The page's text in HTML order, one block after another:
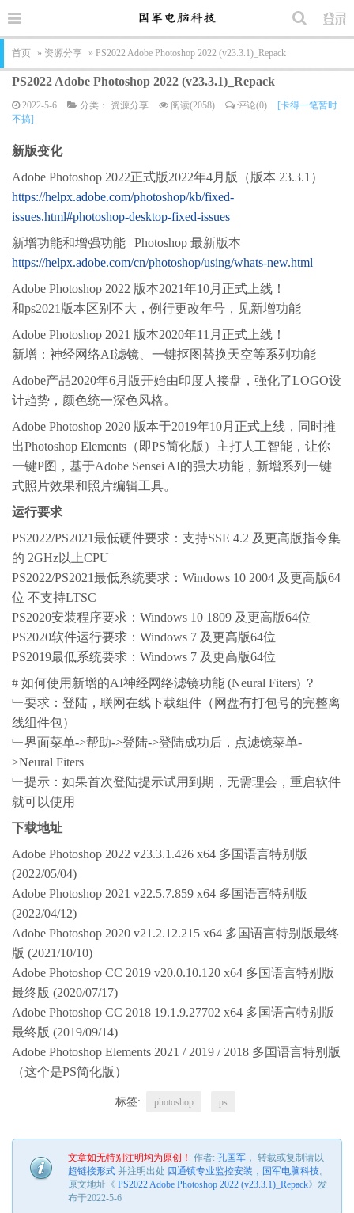
首页 » 资源分享 » PS2022 Adobe Photoshop 2022 (v23.3.1)_Repack
PS2022 Adobe Photoshop 2022 (v23.3.1)_Repack
2022-5-6 分类： 资源分享 阅读(2058) 评论(0)
[卡得一笔暂时
不搞]
新版变化
Adobe Photoshop 2022正式版2022年4月版（版本 23.3.1）
https://helpx.adobe.com/photoshop/kb/fixed-
issues.html#photoshop-desktop-fixed-issues
新增功能和增强功能 | Photoshop 最新版本
https://helpx.adobe.com/cn/photoshop/using/whats-new.html
Adobe Photoshop 2022 版本2021年10月正式上线！
和ps2021版本区别不大，例行更改年号，见新增功能
Adobe Photoshop 2021 版本2020年11月正式上线！
新增：神经网络AI滤镜、一键抠图替换天空等系列功能
Adobe产品2020年6月版开始由印度人接盘，强化了LOGO设
计趋势，颜色统一深色风格。
Adobe Photoshop 2020 版本于2019年10月正式上线，同时推
出Photoshop Elements（即PS简化版）主打人工智能，让你
一键P图，基于Adobe Sensei AI的强大功能，新增系列一键
式照片效果和照片编辑工具。
运行要求
PS2022/PS2021最低硬件要求：支持SSE 4.2 及更高版指令集
的 2GHz以上CPU
PS2022/PS2021最低系统要求：Windows 10 2004 及更高版64
位 不支持LTSC
PS2020安装程序要求：Windows 10 1809 及更高版64位
PS2020软件运行要求：Windows 7 及更高版64位
PS2019最低系统要求：Windows 7 及更高版64位
# 如何使用新增的AI神经网络滤镜功能 (Neural Fiters) ？
﹂要求：登陆，联网在线下载组件（网盘有打包号的完整离
线组件包）
﹂界面菜单->帮助->登陆->登陆成功后，点滤镜菜单-
>Neural Fiters
﹂提示：如果首次登陆提示试用到期，无需理会，重启软件
就可以使用
下载地址
Adobe Photoshop 2022 v23.3.1.426 x64 多国语言特别版
(2022/05/04)
Adobe Photoshop 2021 v22.5.7.859 x64 多国语言特别版
(2022/04/12)
Adobe Photoshop 2020 v21.2.12.215 x64 多国语言特别版最终
版 (2021/10/10)
Adobe Photoshop CC 2019 v20.0.10.120 x64 多国语言特别版
最终版 (2020/07/17)
Adobe Photoshop CC 2018 19.1.9.27702 x64 多国语言特别版
最终版 (2019/09/14)
Adobe Photoshop Elements 2021 / 2019 / 2018 多国语言特别版
（这个是PS简化版）
标签: photoshop ps
文章如无特别注明均为原创！ 作者: 孔国军 ， 转载或复制请以
超链接形式 并注明出处 四通镇专业监控安装，国军电脑科技。
原文地址《 PS2022 Adobe Photoshop 2022 (v23.3.1)_Repack》发
布于2022-5-6